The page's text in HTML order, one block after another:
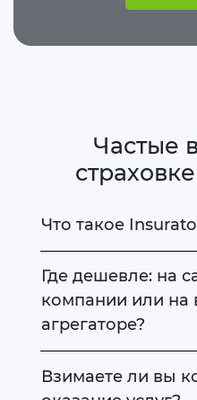
Частые
Что такое
Где дешевле: на
компании или на
агрегаторе?
Взимаете ли вы